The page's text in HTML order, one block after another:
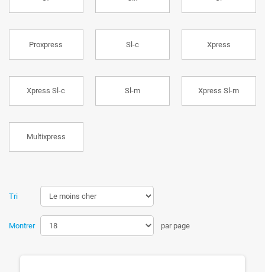
Proxpress Sl-c Xpress
Xpress Sl-c Sl-m Xpress Sl-m
Multixpress
Tri
Montrer par page